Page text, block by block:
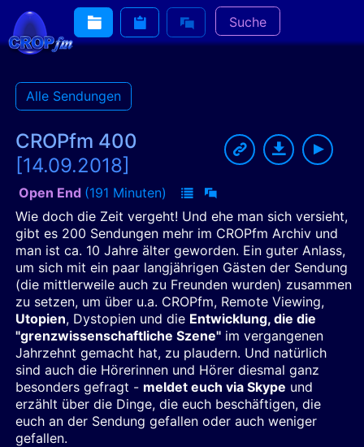
Suche
Alle Sendungen
CROPfm 400
[14.09.2018]
Open End (191 Minuten)
Wie doch die Zeit vergeht! Und ehe man sich versieht,
gibt es 200 Sendungen mehr im CROPfm Archiv und
man ist ca. 10 Jahre älter geworden. Ein guter Anlass,
um sich mit ein paar langjährigen Gästen der Sendung
(die mittlerweile auch zu Freunden wurden) zusammen
zu setzen, um über u.a. CROPfm, Remote Viewing,
Utopien, Dystopien und die Entwicklung, die die
"grenzwissenschaftliche Szene" im vergangenen
Jahrzehnt gemacht hat, zu plaudern. Und natürlich
sind auch die Hörerinnen und Hörer diesmal ganz
besonders gefragt - meldet euch via Skype und
erzählt über die Dinge, die euch beschäftigen, die
euch an der Sendung gefallen oder auch weniger
gefallen.